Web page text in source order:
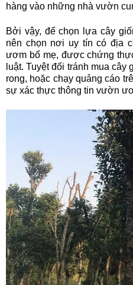
hàng vào những nhà vườn
Bởi vậy, để chọn lựa cây
nên chọn nơi uy tín có địa
ươm bố mẹ, được chứng
luật. Tuyệt đối tránh mua
rong, hoặc chạy quảng cáo
sự xác thực thông tin vườn